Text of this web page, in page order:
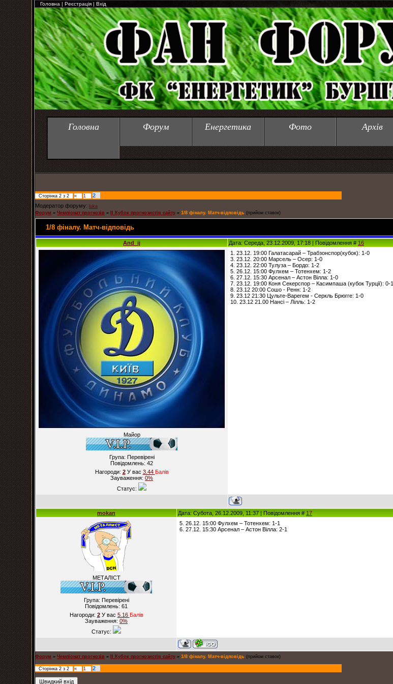
Головна | Реєстрація | Вхід
Головна Форум Енергетика Фото Архів
Сторінка 2 з 2 « 1
2
Модератор форуму: luka
Форум » Чемпіонат прогнозів » ІІ Кубок прогнозистів сайту » 1/8 фіналу. Матч-відповідь (прийом ставок)
1/8 фіналу. Матч-відповідь
And_ij Дата: Середа, 23.12.2009, 17:18 | Повідомлення # 16
Майор
Група: Перевірені
Повідомлень: 42
Нагороди: 2У вас 3.44 Балiв
Зауваження: 0%
Статус:
1. 23.12. 19:00 Галатасарай – Трабзонспор(кубок): 1-0
3. 23.12. 20:00 Марсель – Осер: 1-0
4. 23.12. 22:00 Тулуза – Бордо: 1-2
5. 26.12. 15:00 Фулхем – Тотенхем: 1-2
6. 27.12. 15:30 Арсенал – Астон Вілла: 1-0
7. 23.12. 19:00 Коня Секерспор – Касимпаша (кубок Турції): 0-1
8. 23.12 20:00 Сошо - Ренн: 1-2
9. 23.12 21:30 Цульте-Варегем - Серкль Брюгге: 1-0
10. 23.12 21.00 Нансі – Лілль: 1-2
mokan Дата: Субота, 26.12.2009, 11:37 | Повідомлення # 17
МЕТАЛІСТ
Група: Перевірені
Повідомлень: 61
Нагороди: 2У вас 5.16 Балiв
Зауваження: 0%
Статус:
5. 26.12. 15:00 Фулхем – Тотенхем: 1-1
6. 27.12. 15:30 Арсенал – Астон Вілла: 2-1
Форум » Чемпіонат прогнозів » ІІ Кубок прогнозистів сайту » 1/8 фіналу. Матч-відповідь (прийом ставок)
Сторінка 2 з 2 « 1
2